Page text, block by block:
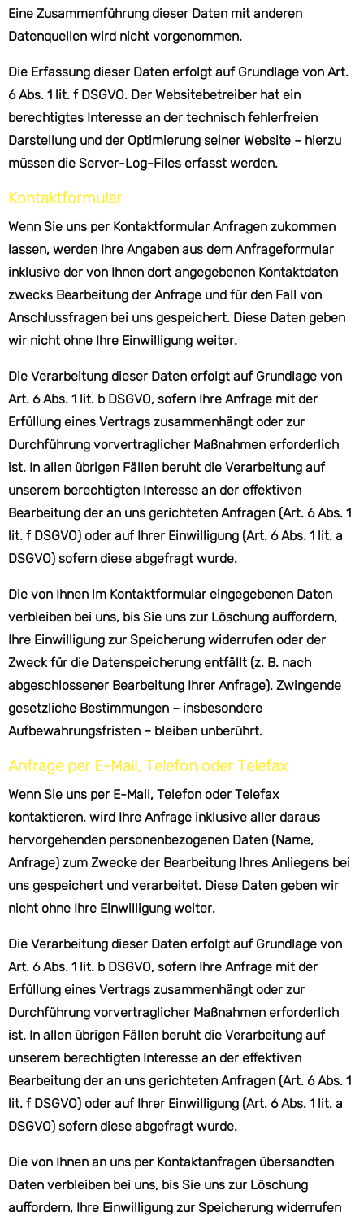
Eine Zusammenführung dieser Daten mit anderen
Datenquellen wird nicht vorgenommen.
Die Erfassung dieser Daten erfolgt auf Grundlage von Art.
6 Abs. 1 lit. f DSGVO. Der Websitebetreiber hat ein
berechtigtes Interesse an der technisch fehlerfreien
Darstellung und der Optimierung seiner Website – hierzu
müssen die Server-Log-Files erfasst werden.
Kontaktformular
Wenn Sie uns per Kontaktformular Anfragen zukommen
lassen, werden Ihre Angaben aus dem Anfrageformular
inklusive der von Ihnen dort angegebenen Kontaktdaten
zwecks Bearbeitung der Anfrage und für den Fall von
Anschlussfragen bei uns gespeichert. Diese Daten geben
wir nicht ohne Ihre Einwilligung weiter.
Die Verarbeitung dieser Daten erfolgt auf Grundlage von
Art. 6 Abs. 1 lit. b DSGVO, sofern Ihre Anfrage mit der
Erfüllung eines Vertrags zusammenhängt oder zur
Durchführung vorvertraglicher Maßnahmen erforderlich
ist. In allen übrigen Fällen beruht die Verarbeitung auf
unserem berechtigten Interesse an der effektiven
Bearbeitung der an uns gerichteten Anfragen (Art. 6 Abs. 1
lit. f DSGVO) oder auf Ihrer Einwilligung (Art. 6 Abs. 1 lit. a
DSGVO) sofern diese abgefragt wurde.
Die von Ihnen im Kontaktformular eingegebenen Daten
verbleiben bei uns, bis Sie uns zur Löschung auffordern,
Ihre Einwilligung zur Speicherung widerrufen oder der
Zweck für die Datenspeicherung entfällt (z. B. nach
abgeschlossener Bearbeitung Ihrer Anfrage). Zwingende
gesetzliche Bestimmungen – insbesondere
Aufbewahrungsfristen – bleiben unberührt.
Anfrage per E-Mail, Telefon oder Telefax
Wenn Sie uns per E-Mail, Telefon oder Telefax
kontaktieren, wird Ihre Anfrage inklusive aller daraus
hervorgehenden personenbezogenen Daten (Name,
Anfrage) zum Zwecke der Bearbeitung Ihres Anliegens bei
uns gespeichert und verarbeitet. Diese Daten geben wir
nicht ohne Ihre Einwilligung weiter.
Die Verarbeitung dieser Daten erfolgt auf Grundlage von
Art. 6 Abs. 1 lit. b DSGVO, sofern Ihre Anfrage mit der
Erfüllung eines Vertrags zusammenhängt oder zur
Durchführung vorvertraglicher Maßnahmen erforderlich
ist. In allen übrigen Fällen beruht die Verarbeitung auf
unserem berechtigten Interesse an der effektiven
Bearbeitung der an uns gerichteten Anfragen (Art. 6 Abs. 1
lit. f DSGVO) oder auf Ihrer Einwilligung (Art. 6 Abs. 1 lit. a
DSGVO) sofern diese abgefragt wurde.
Die von Ihnen an uns per Kontaktanfragen übersandten
Daten verbleiben bei uns, bis Sie uns zur Löschung
auffordern, Ihre Einwilligung zur Speicherung widerrufen